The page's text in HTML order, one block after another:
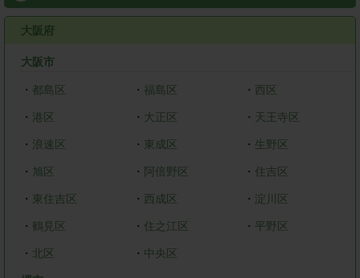
大阪府
大阪市
・ 都島区 ・ 福島区 ・ 西区
・ 港区 ・ 大正区 ・ 天王寺区
・ 浪速区 ・ 東成区 ・ 生野区
・ 旭区 ・ 阿倍野区 ・ 住吉区
・ 東住吉区 ・ 西成区 ・ 淀川区
・ 鶴見区 ・ 住之江区 ・平野区
・ 北区 ・ 中央区